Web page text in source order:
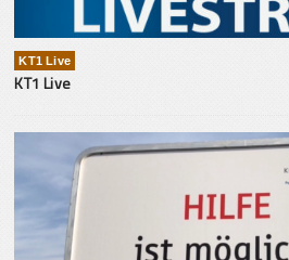
KT1 Live
KT1 Live